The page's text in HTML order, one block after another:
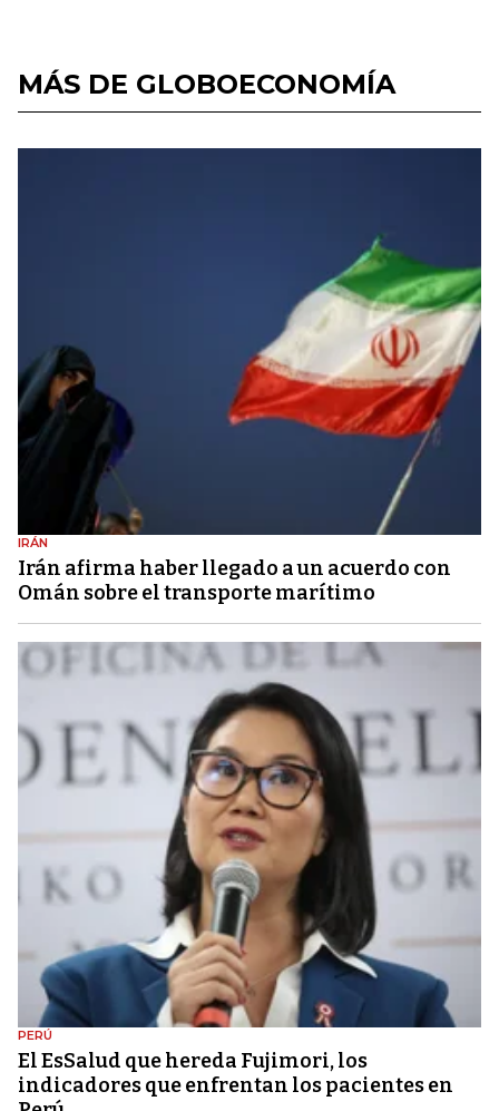
MÁS DE GLOBOECONOMÍA
IRÁN
Irán afirma haber llegado a un acuerdo con
Omán sobre el transporte marítimo
PERÚ
El EsSalud que hereda Fujimori, los
indicadores que enfrentan los pacientes en